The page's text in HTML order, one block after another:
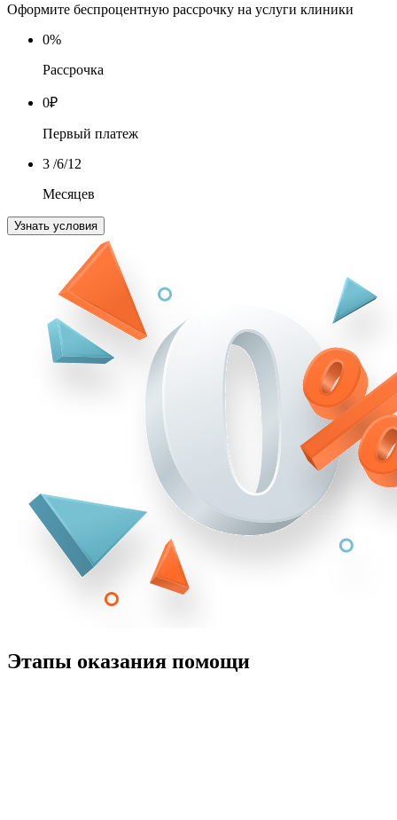
Оформите беспроцентную рассрочку на услуги клиники
0%
Рассрочка
0₽
Первый платеж
3 /6/12
Месяцев
Узнать условия
Этапы оказания помощи